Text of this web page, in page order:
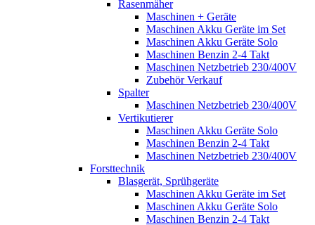
Rasenmäher
Maschinen + Geräte
Maschinen Akku Geräte im Set
Maschinen Akku Geräte Solo
Maschinen Benzin 2-4 Takt
Maschinen Netzbetrieb 230/400V
Zubehör Verkauf
Spalter
Maschinen Netzbetrieb 230/400V
Vertikutierer
Maschinen Akku Geräte Solo
Maschinen Benzin 2-4 Takt
Maschinen Netzbetrieb 230/400V
Forsttechnik
Blasgerät, Sprühgeräte
Maschinen Akku Geräte im Set
Maschinen Akku Geräte Solo
Maschinen Benzin 2-4 Takt